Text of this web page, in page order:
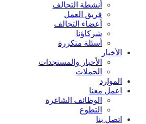
أنشطة التحالف
فريق العمل
أعضاء التحالف
شركاؤنا
أسئلة متكررة
الأخبار
الأخبار والمستجدات
الحملات
الموارد
اعمل معنا
الوظائف الشاغرة
التطوع
اتصل بنا